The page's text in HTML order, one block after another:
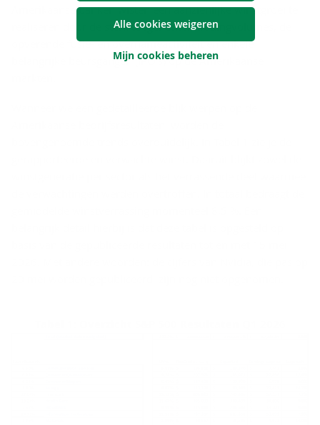
Alle cookies weigeren
Mijn cookies beheren
Amerikaanse banken wisten een aanzienlijke winstgroei te
realiseren door de sterk toegenomen tradingvolumes, de
opverende fusie- en overnameactiviteit en enkele
belangrijke beursgangen (IPO's) op de Amerikaanse